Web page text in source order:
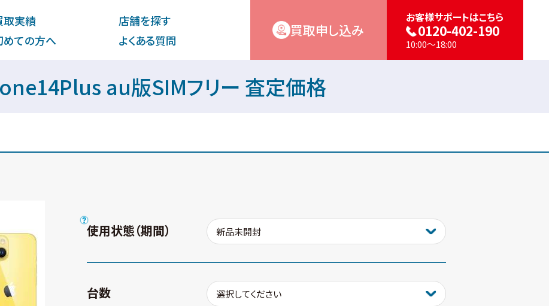
取実績
店舗を探す
めての⽅へ よくある質問
買取申し込み
お客様サポートはこちら
0120-402-190
10:00～18:00
au版SIMフリー 査定価格
使用状態（期間）
台数